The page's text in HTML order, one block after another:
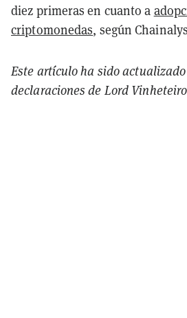
diez primeras en cuanto a
criptomonedas, según
Este artículo ha sido
declaraciones de Lord